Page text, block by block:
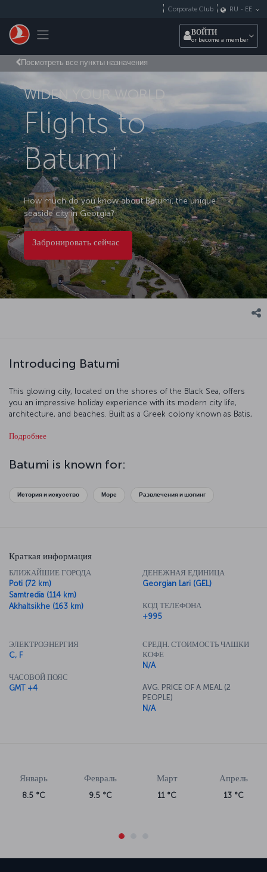
Toggle navigation
Corporate Club RU - EE
ВОЙТИ
or become a member
Посмотреть все пункты назначения
WIDEN YOUR WORLD
Flights to
Batumi
How much do you know about Batumi, the unique
seaside city in Georgia?
Забронировать сейчас
Introducing Batumi
This glowing city, located on the shores of the Black Sea, offers
you an impressive holiday experience with its modern city life,
architecture, and beaches. Built as a Greek colony known as Batis,
the Russians and the Soviet Union. Today, proudly located within
from Azerbaijan. As a result of expanding tourism industry in the
city, almost half of the population speaks Turkish. We are inviting
Подробнее
Batumi is known for:
История и искусство Море Развлечения и шопинг
Краткая информация
БЛИЖАЙШИЕ ГОРОДА
Poti (72 km)
Samtredia (114 km)
Akhaltsikhe (163 km)
ДЕНЕЖНАЯ ЕДИНИЦА
Georgian Lari (GEL)
КОД ТЕЛЕФОНА
+995
ЭЛЕКТРОЭНЕРГИЯ
C, F
ЧАСОВОЙ ПОЯС
GMT +4
СРЕДН. СТОИМОСТЬ ЧАШКИ
КОФЕ
N/A
AVG. PRICE OF A MEAL (2
PEOPLE)
N/A
Февраль
9.5 °C
Март
11 °C
Апрель
13 °C